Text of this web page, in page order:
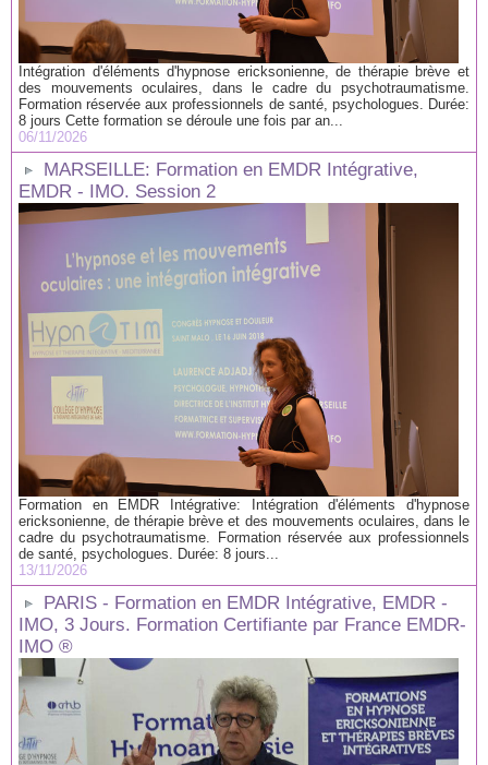
Intégration d'éléments d'hypnose ericksonienne, de thérapie brève et
des mouvements oculaires, dans le cadre du psychotraumatisme.
Formation réservée aux professionnels de santé, psychologues. Durée:
8 jours Cette formation se déroule une fois par an...
06/11/2026
MARSEILLE: Formation en EMDR Intégrative,
EMDR - IMO. Session 2
Formation en EMDR Intégrative: Intégration d'éléments d'hypnose
ericksonienne, de thérapie brève et des mouvements oculaires, dans le
cadre du psychotraumatisme. Formation réservée aux professionnels
de santé, psychologues. Durée: 8 jours...
13/11/2026
PARIS - Formation en EMDR Intégrative, EMDR -
IMO, 3 Jours. Formation Certifiante par France EMDR-
IMO ®